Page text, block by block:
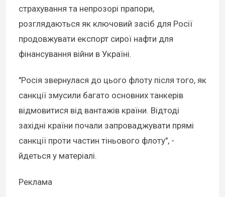
страхування та непрозорі прапори,
розглядаються як ключовий засіб для Росії
продовжувати експорт сирої нафти для
фінансування війни в Україні.
"Росія звернулася до цього флоту після того, як
санкції змусили багато основних танкерів
відмовитися від вантажів країни. Відтоді
західні країни почали запроваджувати прямі
санкції проти частин тіньового флоту", -
йдеться у матеріалі.
Реклама